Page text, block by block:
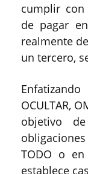
cumplir
de pagar
realmente
un tercero,
Enfatizando
OCULTAR,
objetivo
TODO o
establece